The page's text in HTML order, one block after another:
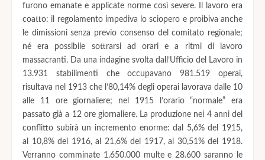
furono emanate e applicate norme così severe. Il lavoro era
coatto: il regolamento impediva lo sciopero e proibiva anche
le dimissioni senza previo consenso del comitato regionale;
né era possibile sottrarsi ad orari e a ritmi di lavoro
massacranti. Da una indagine svolta dall’Ufficio del Lavoro in
13.931 stabilimenti che occupavano 981.519 operai,
risultava nel 1913 che l’80,14% degli operai lavorava dalle 10
alle 11 ore giornaliere; nel 1915 l’orario “normale” era
passato già a 12 ore giornaliere. La produzione nei 4 anni del
conflitto subirà un incremento enorme: dal 5,6% del 1915,
al 10,8% del 1916, al 21,6% del 1917, al 30,51% del 1918.
Verranno comminate 1.650.000 multe e 28.600 saranno le